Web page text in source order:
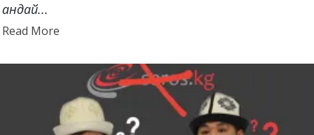
андай...
Read MoreRead
about